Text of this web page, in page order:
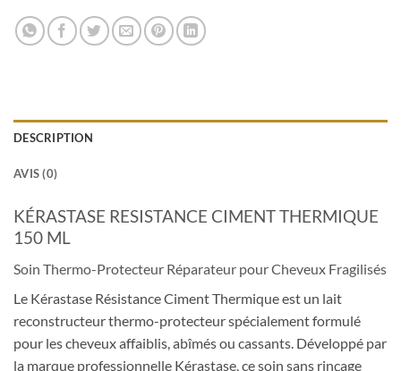
DESCRIPTION
AVIS (0)
KÉRASTASE RESISTANCE CIMENT THERMIQUE
150 ML
Soin Thermo-Protecteur Réparateur pour Cheveux Fragilisés
Le Kérastase Résistance Ciment Thermique est un lait
reconstructeur thermo-protecteur spécialement formulé
pour les cheveux affaiblis, abîmés ou cassants. Développé par
la marque professionnelle Kérastase, ce soin sans rinçage